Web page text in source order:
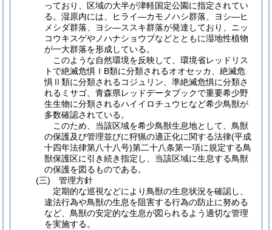
っており、区域の大半が津軽国定公園に指定されてい
る。湿原内には、ヒライ―カモノハシ群落、ヨシ―ヒ
メシダ群落、ヨシ―ススキ群落が発達しており、ニッ
コウキスゲやノハナショウブなどとともに湿地性植物
が一大群落を形成している。
このような自然環境を反映して、環境省レッドリス
トで絶滅危惧ⅠB類に分類されるオオセッカ、絶滅危
惧Ⅱ類に分類されるコジュリン、準絶滅危惧に分類さ
れるミサゴ、青森県レッドデータブックで重要希少野
生生物に分類されるハイイロチュウヒなど希少鳥獣が
多数確認されている。
このため、当該区域を希少鳥獣生息地として、鳥獣
の保護及び管理並びに狩猟の適正化に関する法律(平成
十四年法律第八十八号)第二十八条第一項に規定する鳥
獣保護区に引き続き指定し、当該区域に生息する鳥獣
の保護を図るものである。
(三) 管理方針
定期的な巡視などにより鳥獣の生息状況を確認し、
違法行為や鳥獣の生息を阻害する行為の防止に努める
など、鳥獣の安定的な生息が図られるよう適切な管理
を実施する。